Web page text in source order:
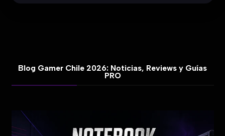
Blog Gamer Chile 2026: Noticias, Reviews y Guías
PRO